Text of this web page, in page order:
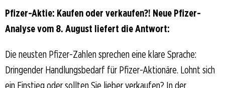
Pfizer-Aktie: Kaufen oder verkaufen?! Neue Pfizer-
Analyse vom 8. August liefert die Antwort:
Die neusten Pfizer-Zahlen sprechen eine klare Sprache:
Dringender Handlungsbedarf für Pfizer-Aktionäre. Lohnt sich